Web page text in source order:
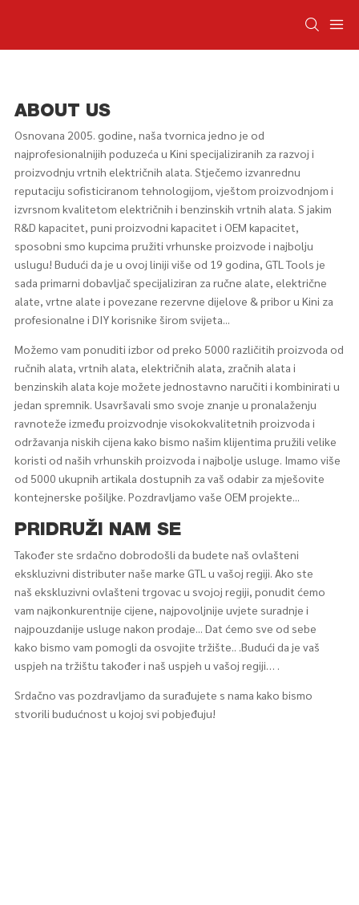
ABOUT US
Osnovana 2005. godine, naša tvornica jedno je od
najprofesionalnijih poduzeća u Kini specijaliziranih za razvoj i
proizvodnju vrtnih električnih alata. Stječemo izvanrednu
reputaciju sofisticiranom tehnologijom, vještom proizvodnjom i
izvrsnom kvalitetom električnih i benzinskih vrtnih alata. S jakim
R&D kapacitet, puni proizvodni kapacitet i OEM kapacitet,
sposobni smo kupcima pružiti vrhunske proizvode i najbolju
uslugu! Budući da je u ovoj liniji više od 19 godina, GTL Tools je
sada primarni dobavljač specijaliziran za ručne alate, električne
alate, vrtne alate i povezane rezervne dijelove & pribor u Kini za
profesionalne i DIY korisnike širom svijeta...
Možemo vam ponuditi izbor od preko 5000 različitih proizvoda od
ručnih alata, vrtnih alata, električnih alata, zračnih alata i
benzinskih alata koje možete jednostavno naručiti i kombinirati u
jedan spremnik. Usavršavali smo svoje znanje u pronalaženju
ravnoteže između proizvodnje visokokvalitetnih proizvoda i
održavanja niskih cijena kako bismo našim klijentima pružili velike
koristi od naših vrhunskih proizvoda i najbolje usluge. Imamo više
od 5000 ukupnih artikala dostupnih za vaš odabir za mješovite
kontejnerske pošiljke. Pozdravljamo vaše OEM projekte...
PRIDRUŽI NAM SE
Također ste srdačno dobrodošli da budete naš ovlašteni
ekskluzivni distributer naše marke GTL u vašoj regiji. Ako ste
naš ekskluzivni ovlašteni trgovac u svojoj regiji, ponudit ćemo
vam najkonkurentnije cijene, najpovoljnije uvjete suradnje i
najpouzdanije usluge nakon prodaje... Dat ćemo sve od sebe
kako bismo vam pomogli da osvojite tržište.. .Budući da je vaš
uspjeh na tržištu također i naš uspjeh u vašoj regiji… .
Srdačno vas pozdravljamo da surađujete s nama kako bismo
stvorili budućnost u kojoj svi pobjeđuju!